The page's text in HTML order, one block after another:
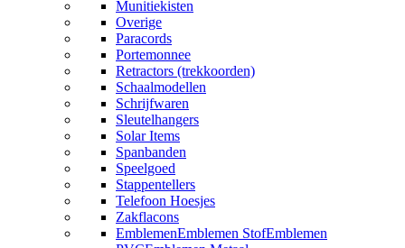
Munitiekisten
Overige
Paracords
Portemonnee
Retractors (trekkoorden)
Schaalmodellen
Schrijfwaren
Sleutelhangers
Solar Items
Spanbanden
Speelgoed
Stappentellers
Telefoon Hoesjes
Zakflacons
EmblemenEmblemen StofEmblemen